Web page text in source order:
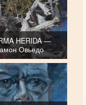
HERIDA —
Овьедо